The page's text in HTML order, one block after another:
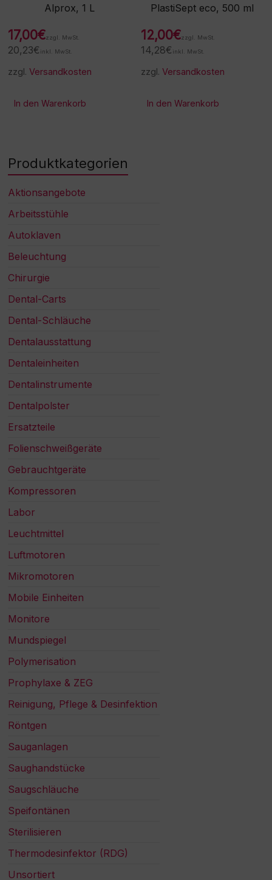
Alprox, 1 L
17,00€zzgl. MwSt.
20,23€ inkl. MwSt.
zzgl.Versandkosten
In den Warenkorb
PlastiSept eco, 500 ml
12,00€zzgl. MwSt.
14,28€ inkl. MwSt.
zzgl.Versandkosten
In den Warenkorb
Produktkategorien
Aktionsangebote
Arbeitsstühle
Autoklaven
Beleuchtung
Chirurgie
Dental-Carts
Dental-Schläuche
Dentalausstattung
Dentaleinheiten
Dentalinstrumente
Dentalpolster
Ersatzteile
Folienschweißgeräte
Gebrauchtgeräte
Kompressoren
Labor
Leuchtmittel
Luftmotoren
Mikromotoren
Mobile Einheiten
Monitore
Mundspiegel
Polymerisation
Prophylaxe & ZEG
Reinigung, Pflege & Desinfektion
Röntgen
Sauganlagen
Saughandstücke
Saugschläuche
Speifontänen
Sterilisieren
Thermodesinfektor (RDG)
Unsortiert